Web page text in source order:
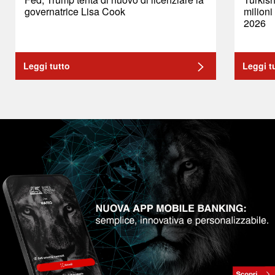
governatrice Lisa Cook
Leggi tutto
2026
Leggi